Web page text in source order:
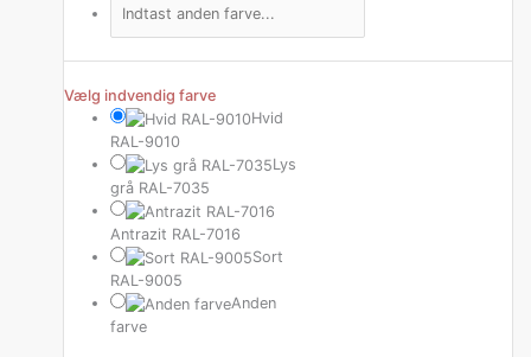
Vælg indvendig farve
Hvid
RAL-9010
Lys
grå RAL-7035
Antrazit RAL-7016
Sort
RAL-9005
Anden
farve